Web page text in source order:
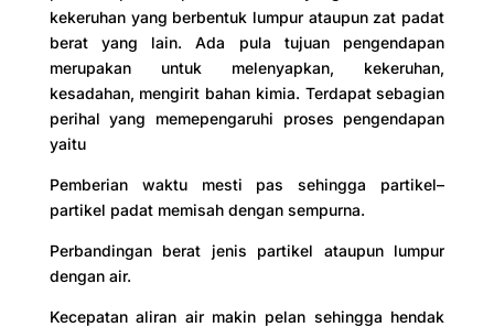
kekeruhan yang berbentuk lumpur ataupun zat padat
berat yang lain. Ada pula tujuan pengendapan
merupakan untuk melenyapkan, kekeruhan,
kesadahan, mengirit bahan kimia. Terdapat sebagian
perihal yang memepengaruhi proses pengendapan
yaitu
Pemberian waktu mesti pas sehingga partikel–
partikel padat memisah dengan sempurna.
Perbandingan berat jenis partikel ataupun lumpur
dengan air.
Kecepatan aliran air makin pelan sehingga hendak